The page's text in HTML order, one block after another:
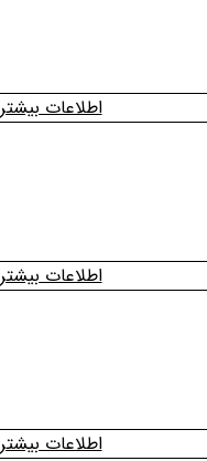
اطلاعات بیشتر
اطلاعات بیشتر
اطلاعات بیشتر